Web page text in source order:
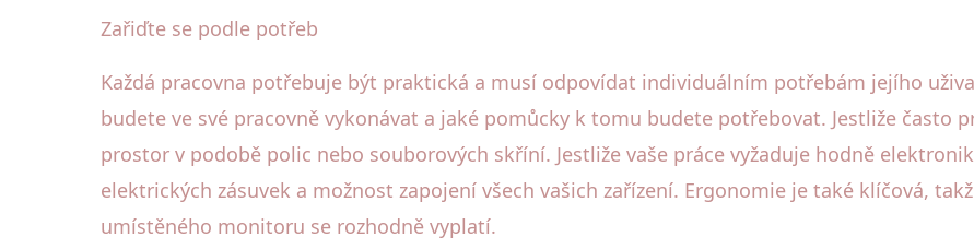
Zařiďte se podle potřeb
Každá pracovna potřebuje být praktická a musí odpovídat individuálním potřebám jejího
budete ve své pracovně vykonávat a jaké pomůcky k tomu budete potřebovat. Jestliže často
prostor v podobě polic nebo souborových skříní. Jestliže vaše práce vyžaduje hodně
elektrických zásuvek a možnost zapojení všech vašich zařízení. Ergonomie je také klíčová,
umístěného monitoru se rozhodně vyplatí.